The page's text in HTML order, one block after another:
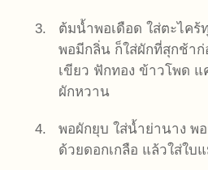
ต้มน้ำพอเดือด ใส่ตะไค
พอมีกลิ่น ก็ใส่ผักที่สุกช้า
เขียว ฟักทอง ข้าวโพด
ผักหวาน
พอผักยุบ ใส่น้ำย่านาง พ
ด้วยดอกเกลือ แล้วใส่ใบ